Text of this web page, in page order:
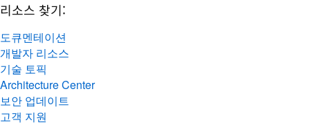
리소스 찾기:
도큐멘테이션
개발자 리소스
기술 토픽
Architecture Center
보안 업데이트
고객 지원